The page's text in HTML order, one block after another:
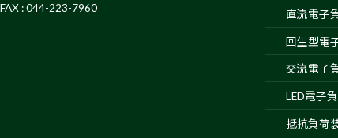
FAX : 044-223-7960
直流電子
回生型電
交流電子
LED電子
抵抗負荷